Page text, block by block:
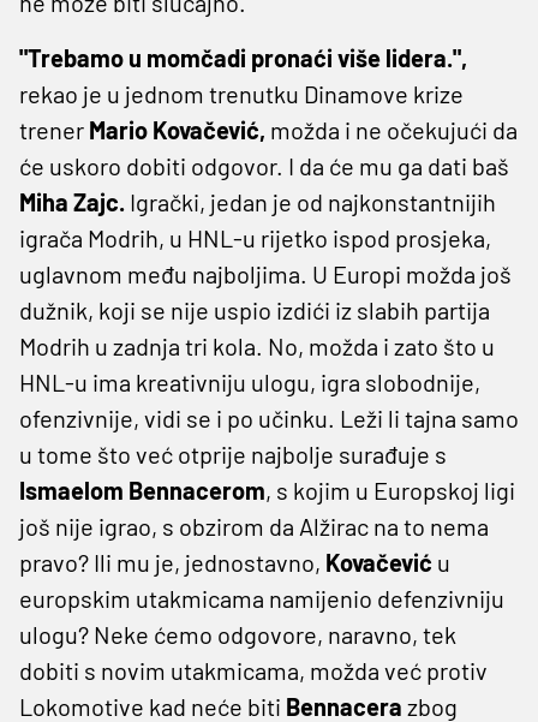
"Trebamo u momčadi pronaći više lidera.",
rekao je u jednom trenutku Dinamove krize
trener Mario Kovačević, možda i ne očekujući da
će uskoro dobiti odgovor. I da će mu ga dati baš
Miha Zajc. Igrački, jedan je od najkonstantnijih
igrača Modrih, u HNL-u rijetko ispod prosjeka,
uglavnom među najboljima. U Europi možda još
dužnik, koji se nije uspio izdići iz slabih partija
Modrih u zadnja tri kola. No, možda i zato što u
HNL-u ima kreativniju ulogu, igra slobodnije,
ofenzivnije, vidi se i po učinku. Leži li tajna samo
u tome što već otprije najbolje surađuje s
Ismaelom Bennacerom, s kojim u Europskoj ligi
još nije igrao, s obzirom da Alžirac na to nema
pravo? Ili mu je, jednostavno, Kovačević u
europskim utakmicama namijenio defenzivniju
ulogu? Neke ćemo odgovore, naravno, tek
dobiti s novim utakmicama, možda već protiv
Lokomotive kad neće biti Bennacera zbog